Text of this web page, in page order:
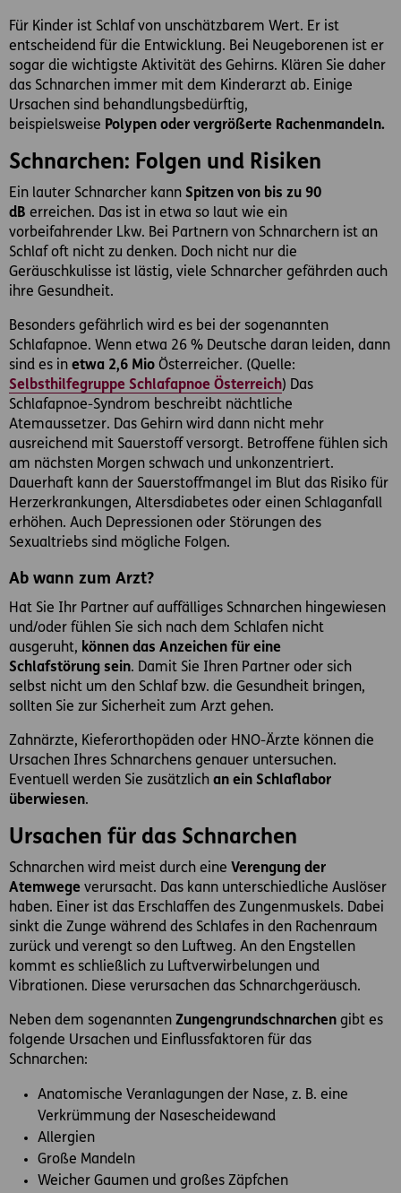
Für Kinder ist Schlaf von unschätzbarem Wert. Er ist
entscheidend für die Entwicklung. Bei Neugeborenen ist er
sogar die wichtigste Aktivität des Gehirns. Klären Sie daher
das Schnarchen immer mit dem Kinderarzt ab. Einige
Ursachen sind behandlungsbedürftig,
beispielsweise Polypen oder vergrößerte Rachenmandeln.
Schnarchen: Folgen und Risiken
Ein lauter Schnarcher kann Spitzen von bis zu 90
dB erreichen. Das ist in etwa so laut wie ein
vorbeifahrender Lkw. Bei Partnern von Schnarchern ist an
Schlaf oft nicht zu denken. Doch nicht nur die
Geräuschkulisse ist lästig, viele Schnarcher gefährden auch
ihre Gesundheit.
Besonders gefährlich wird es bei der sogenannten
Schlafapnoe. Wenn etwa 26 % Deutsche daran leiden, dann
sind es in etwa 2,6 Mio Österreicher. (Quelle:
Selbsthilfegruppe Schlafapnoe Österreich) Das
Schlafapnoe-Syndrom beschreibt nächtliche
Atemaussetzer. Das Gehirn wird dann nicht mehr
ausreichend mit Sauerstoff versorgt. Betroffene fühlen sich
am nächsten Morgen schwach und unkonzentriert.
Dauerhaft kann der Sauerstoffmangel im Blut das Risiko für
Herzerkrankungen, Altersdiabetes oder einen Schlaganfall
erhöhen. Auch Depressionen oder Störungen des
Sexualtriebs sind mögliche Folgen.
Ab wann zum Arzt?
Hat Sie Ihr Partner auf auffälliges Schnarchen hingewiesen
und/oder fühlen Sie sich nach dem Schlafen nicht
ausgeruht, können das Anzeichen für eine
Schlafstörung sein. Damit Sie Ihren Partner oder sich
selbst nicht um den Schlaf bzw. die Gesundheit bringen,
sollten Sie zur Sicherheit zum Arzt gehen.
Zahnärzte, Kieferorthopäden oder HNO-Ärzte können die
Ursachen Ihres Schnarchens genauer untersuchen.
Eventuell werden Sie zusätzlich an ein Schlaflabor
überwiesen.
Ursachen für das Schnarchen
Schnarchen wird meist durch eine Verengung der
Atemwege verursacht. Das kann unterschiedliche Auslöser
haben. Einer ist das Erschlaffen des Zungenmuskels. Dabei
sinkt die Zunge während des Schlafes in den Rachenraum
zurück und verengt so den Luftweg. An den Engstellen
kommt es schließlich zu Luftverwirbelungen und
Vibrationen. Diese verursachen das Schnarchgeräusch.
Neben dem sogenannten Zungengrundschnarchen gibt es
folgende Ursachen und Einflussfaktoren für das
Schnarchen:
Anatomische Veranlagungen der Nase, z. B. eine
Verkrümmung der Nasescheidewand
Allergien
Große Mandeln
Weicher Gaumen und großes Zäpfchen